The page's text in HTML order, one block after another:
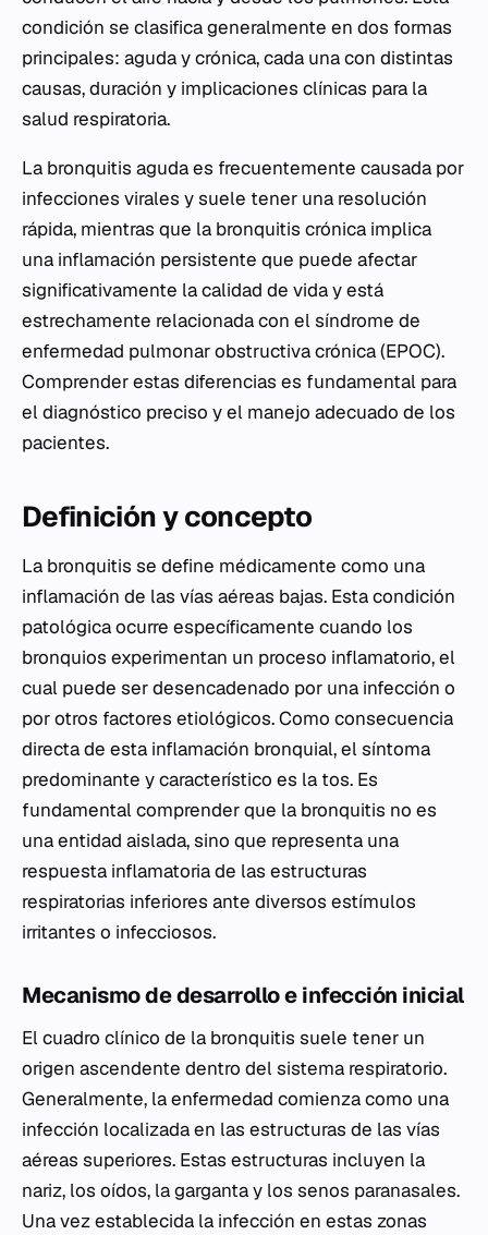
condición se clasifica generalmente en dos formas
principales: aguda y crónica, cada una con distintas
causas, duración y implicaciones clínicas para la
salud respiratoria.
La bronquitis aguda es frecuentemente causada por
infecciones virales y suele tener una resolución
rápida, mientras que la bronquitis crónica implica
una inflamación persistente que puede afectar
significativamente la calidad de vida y está
estrechamente relacionada con el síndrome de
enfermedad pulmonar obstructiva crónica (EPOC).
Comprender estas diferencias es fundamental para
el diagnóstico preciso y el manejo adecuado de los
pacientes.
Definición y concepto
La bronquitis se define médicamente como una
inflamación de las vías aéreas bajas. Esta condición
patológica ocurre específicamente cuando los
bronquios experimentan un proceso inflamatorio, el
cual puede ser desencadenado por una infección o
por otros factores etiológicos. Como consecuencia
directa de esta inflamación bronquial, el síntoma
predominante y característico es la tos. Es
fundamental comprender que la bronquitis no es
una entidad aislada, sino que representa una
respuesta inflamatoria de las estructuras
respiratorias inferiores ante diversos estímulos
irritantes o infecciosos.
Mecanismo de desarrollo e infección inicial
El cuadro clínico de la bronquitis suele tener un
origen ascendente dentro del sistema respiratorio.
Generalmente, la enfermedad comienza como una
infección localizada en las estructuras de las vías
aéreas superiores. Estas estructuras incluyen la
nariz, los oídos, la garganta y los senos paranasales.
Una vez establecida la infección en estas zonas